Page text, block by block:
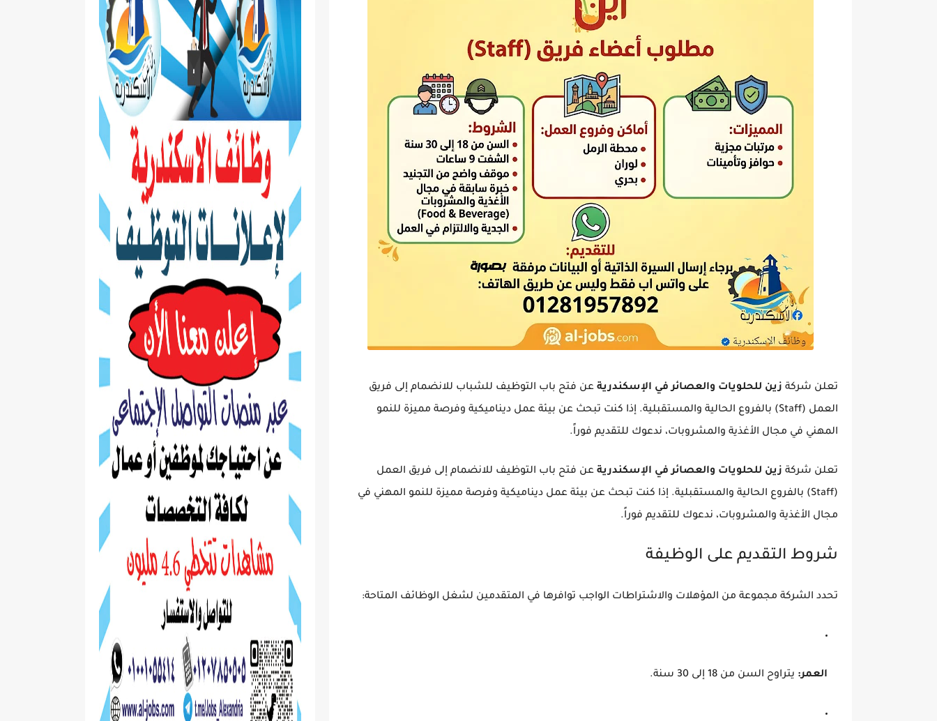
تعلن شركة زين للحلويات والعصائر في الإسكندرية عن فتح باب التوظيف للشباب للانضمام إلى فريق
العمل (Staff) بالفروع الحالية والمستقبلية. إذا كنت تبحث عن بيئة عمل ديناميكية وفرصة مميزة للنمو
المهني في مجال الأغذية والمشروبات، ندعوك للتقديم فوراً.
تعلن شركة زين للحلويات والعصائر في الإسكندرية عن فتح باب التوظيف للانضمام إلى فريق العمل
(Staff) بالفروع الحالية والمستقبلية. إذا كنت تبحث عن بيئة عمل ديناميكية وفرصة مميزة للنمو المهني في
مجال الأغذية والمشروبات، ندعوك للتقديم فوراً.
شروط التقديم على الوظيفة
تحدد الشركة مجموعة من المؤهلات والاشتراطات الواجب توافرها في المتقدمين لشغل الوظائف المتاحة:
العمر: يتراوح السن من 18 إلى 30 سنة.